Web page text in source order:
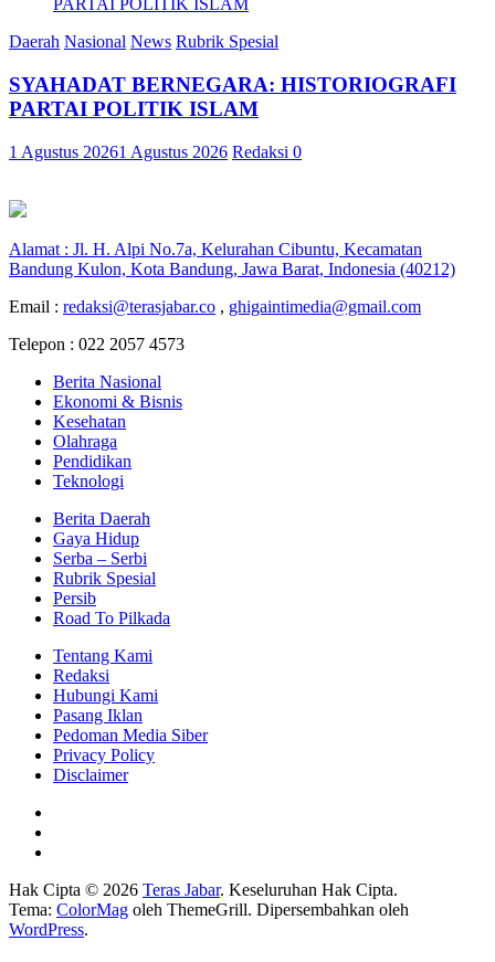
Daerah Nasional News Rubrik Spesial
SYAHADAT BERNEGARA: HISTORIOGRAFI
PARTAI POLITIK ISLAM
1 Agustus 20261 Agustus 2026 Redaksi 0
Alamat : Jl. H. Alpi No.7a, Kelurahan Cibuntu, Kecamatan
Bandung Kulon, Kota Bandung, Jawa Barat, Indonesia (40212)
Email : redaksi@terasjabar.co , ghigaintimedia@gmail.com
Telepon : 022 2057 4573
Berita Nasional
Ekonomi & Bisnis
Kesehatan
Olahraga
Pendidikan
Teknologi
Berita Daerah
Gaya Hidup
Serba – Serbi
Rubrik Spesial
Persib
Road To Pilkada
Tentang Kami
Redaksi
Hubungi Kami
Pasang Iklan
Pedoman Media Siber
Privacy Policy
Disclaimer
Hak Cipta © 2026 Teras Jabar. Keseluruhan Hak Cipta.
Tema: ColorMag oleh ThemeGrill. Dipersembahkan oleh
WordPress.